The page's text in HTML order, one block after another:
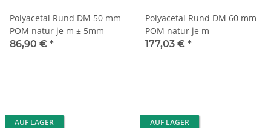
Polyacetal Rund DM 50 mm
POM natur je m ± 5mm
86,90 € *
Polyacetal Rund DM 60 mm
POM natur je m
177,03 € *
AUF LAGER AUF LAGER